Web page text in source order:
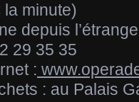
la minute)
depuis
29 35 35
:
: au Palais